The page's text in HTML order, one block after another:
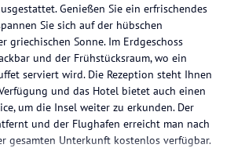
Genießen Sie ein erfrischendes
Sie sich auf der hübschen
griechischen Sonne. Im Erdgeschoss
und der Frühstücksraum, wo ein
serviert wird. Die Rezeption steht Ihnen
und das Hotel bietet auch einen
um die Insel weiter zu erkunden. Der
und der Flughafen erreicht man nach
gesamten Unterkunft kostenlos verfügbar.